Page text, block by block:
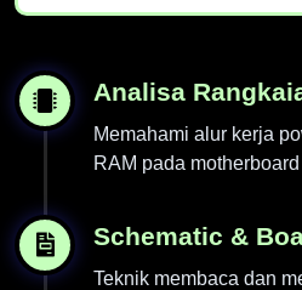
Analisa
Memahami alur kerja
RAM pada
Schematic &
Teknik membaca dan